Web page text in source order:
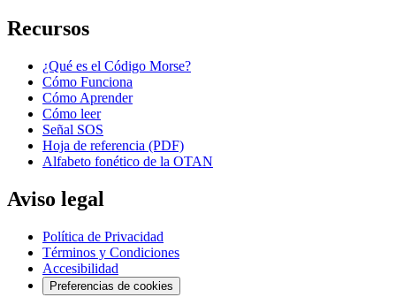
Recursos
¿Qué es el Código Morse?
Cómo Funciona
Cómo Aprender
Cómo leer
Señal SOS
Hoja de referencia (PDF)
Alfabeto fonético de la OTAN
Aviso legal
Política de Privacidad
Términos y Condiciones
Accesibilidad
Preferencias de cookies